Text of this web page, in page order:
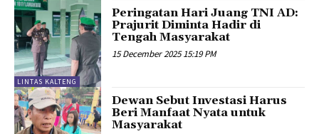
LINTAS KALTENG
Peringatan Hari Juang TNI AD:
Prajurit Diminta Hadir di
Tengah Masyarakat
15 December 2025 15:19 PM
Dewan Sebut Investasi Harus
Beri Manfaat Nyata untuk
Masyarakat